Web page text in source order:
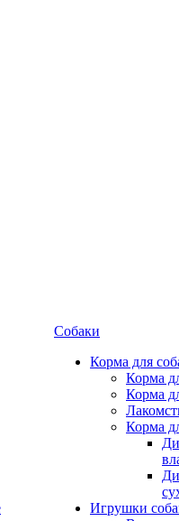
Собаки
Корма для
Корма
Корма
Корма
Игрушки